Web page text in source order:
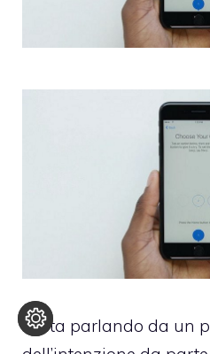
Si sta parlando da un